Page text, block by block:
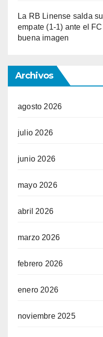
La RB Linense salda
empate (1-1) ante el
buena imagen
Archivos
agosto 2026
julio 2026
junio 2026
mayo 2026
abril 2026
marzo 2026
febrero 2026
enero 2026
noviembre 2025